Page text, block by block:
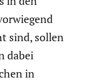
sind, sollen
dabei
in